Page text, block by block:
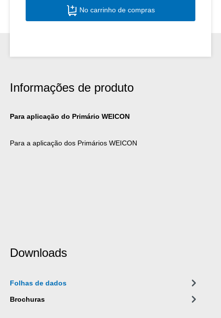
No carrinho de compras
Informações de produto
Para aplicação do Primário WEICON
Para a aplicação dos Primários WEICON
Downloads
Folhas de dados
Brochuras